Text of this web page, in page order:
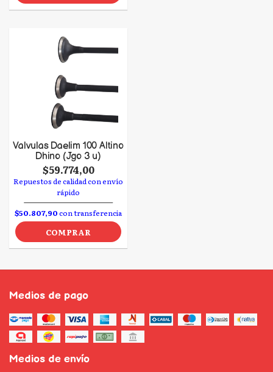
Valvulas Daelim 100 Altino
Dhino (Jgo 3 u)
$59.774,00
Repuestos de calidad con envío
rápido
$50.807,90con transferencia
COMPRAR
Medios de pago
Medios de envío